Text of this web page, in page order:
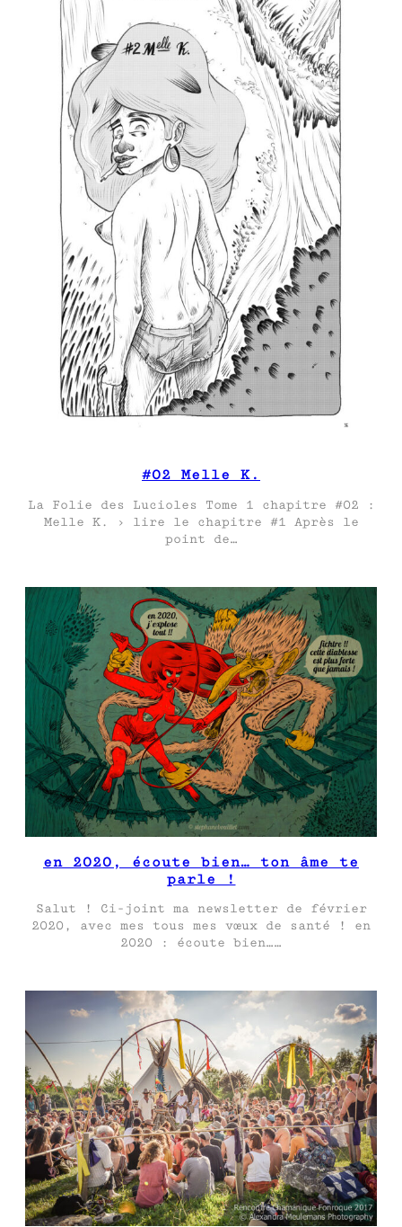
#02 Melle K.
La Folie des Lucioles Tome 1 chapitre #02 :
Melle K. › lire le chapitre #1 Après le
point de…
en 2020, écoute bien… ton âme te
parle !
Salut ! Ci-joint ma newsletter de février
2020, avec mes tous mes vœux de santé ! en
2020 : écoute bien……